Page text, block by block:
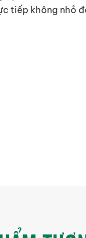
không nhỏ